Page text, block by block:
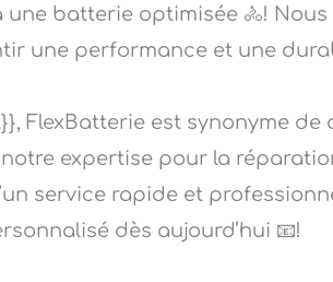
batterie optimisée 🚴!
une performance et une
FlexBatterie est synonyme de
expertise pour la
service rapide et
dès aujourd’hui 📧!